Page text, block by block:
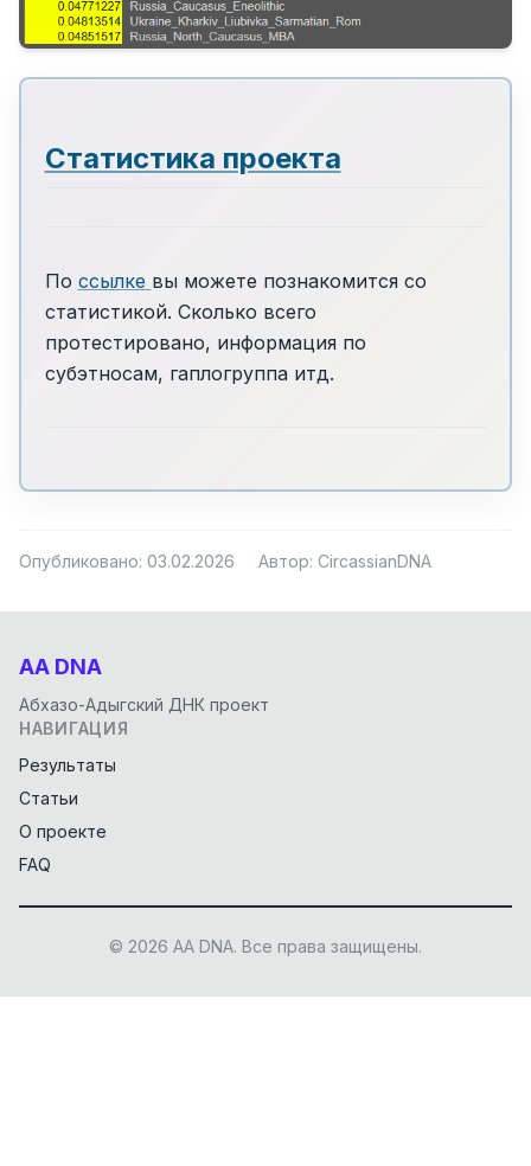
Статистика проекта
По ссылке вы можете познакомится со
статистикой. Сколько всего
протестировано, информация по
субэтносам, гаплогруппа итд.
Опубликовано: 03.02.2026 Автор: CircassianDNA
AA DNA
Абхазо-Адыгский ДНК проект
НАВИГАЦИЯ
Результаты
Статьи
О проекте
FAQ
© 2026 AA DNA. Все права защищены.